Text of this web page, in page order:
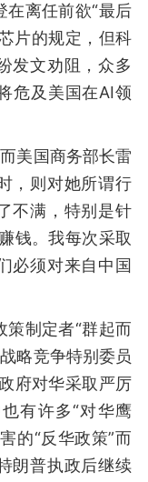
在离任前欲“最后
片的规定，但科
发文劝阻，众多
危及美国在AI领
美国商务部长雷
，则对她所谓行
不满，特别是针
钱。我每次采取
必须对来自中国
制定者“群起而
略竞争特别委员
府对华采取严厉
有许多“对华鹰
的“反华政策”而
朗普执政后继续